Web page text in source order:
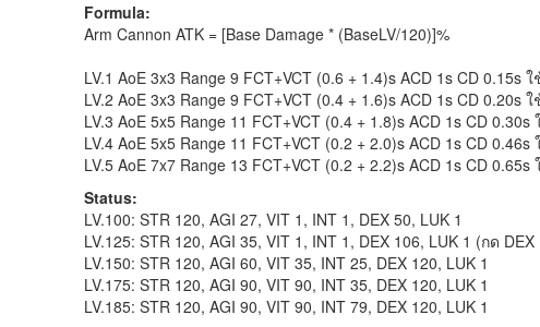
Formula:
Arm Cannon ATK = [Base Damage * (BaseLV/120)]%
LV.1 AoE 3x3 Range 9 FCT+VCT (0.6 + 1.4)s ACD 1s CD 0.15s
LV.2 AoE 3x3 Range 9 FCT+VCT (0.4 + 1.6)s ACD 1s CD 0.20s
LV.3 AoE 5x5 Range 11 FCT+VCT (0.4 + 1.8)s ACD 1s CD
LV.4 AoE 5x5 Range 11 FCT+VCT (0.2 + 2.0)s ACD 1s CD
LV.5 AoE 7x7 Range 13 FCT+VCT (0.2 + 2.2)s ACD 1s CD
Status:
LV.100: STR 120, AGI 27, VIT 1, INT 1, DEX 50, LUK 1
LV.125: STR 120, AGI 35, VIT 1, INT 1, DEX 106, LUK 1 (กด DEX
LV.150: STR 120, AGI 60, VIT 35, INT 25, DEX 120, LUK 1
LV.175: STR 120, AGI 90, VIT 90, INT 35, DEX 120, LUK 1
LV.185: STR 120, AGI 90, VIT 90, INT 79, DEX 120, LUK 1